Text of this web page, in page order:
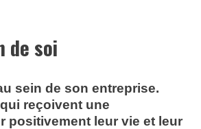
de soi
sein de son entreprise.
reçoivent une
positivement leur vie et leur